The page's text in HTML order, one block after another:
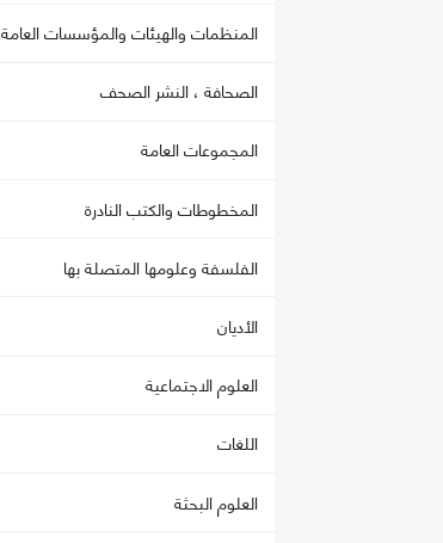
المنظمات والهيئات والمؤسسات العامة
الصحافة ، النشر الصحف
المجموعات العامة
المخطوطات والكتب النادرة
الفلسفة وعلومها المتصلة بها
الأديان
العلوم الاجتماعية
اللغات
العلوم البحثة